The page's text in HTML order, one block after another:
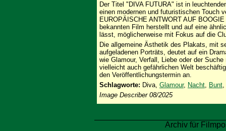
Der Titel "DIVA FUTURA" ist in
einen modernen und futuristischen Touch
EUROPÄISCHE ANTWORT AUF
bekannten Film herstellt und auf eine
lässt, möglicherweise mit Fokus auf die
Die allgemeine Ästhetik des Plakats, mit
aufgeladenen Porträts, deutet auf ein
wie Glamour, Verfall, Liebe oder der
vielleicht auch gefährlichen Welt
den Veröffentlichungstermin an.
Schlagworte: Diva, Glamour, Nacht, Bunt,
Image Describer 08/2025
Archiv für